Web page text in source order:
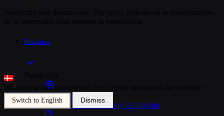
Producto
Gestión de SIMs
Control de dispositivos y facturación
Would you like to switch to the English version of our website?
Switch to English Dismiss